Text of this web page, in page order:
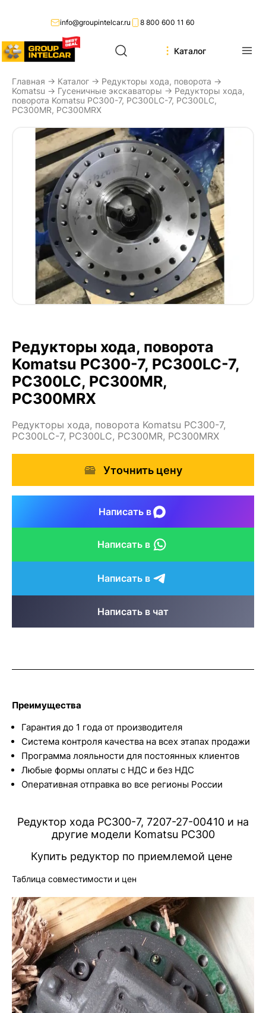
8 800 600 11 60
info@groupintelcar.ru
Каталог
Главная → Каталог → Редукторы хода, поворота →
Komatsu → Гусеничные экскаваторы → Редукторы хода,
поворота Komatsu PC300-7, PC300LC-7, PC300LC,
PC300MR, PC300MRX
Редукторы хода, поворота
Komatsu PC300-7, PC300LC-7,
PC300LC, PC300MR,
PC300MRX
Редукторы хода, поворота Komatsu PC300-7,
PC300LC-7, PC300LC, PC300MR, PC300MRX
Уточнить цену
Написать в
Написать в
Написать в
Написать в чат
Преимущества
Гарантия до 1 года от производителя
Система контроля качества на всех этапах продажи
Программа лояльности для постоянных клиентов
Любые формы оплаты с НДС и без НДС
Оперативная отправка во все регионы России
Редуктор хода PC300-7, 7207-27-00410 и на
другие модели Komatsu PC300
Купить редуктор по приемлемой цене
Таблица совместимости и цен